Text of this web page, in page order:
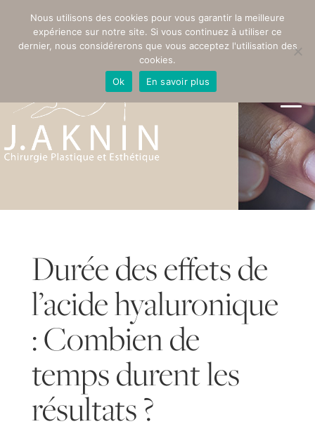
PRENDRE RENDEZ-VOUS
Durée des effets de
l’acide hyaluronique
: Combien de
temps durent les
résultats ?
Nous utilisons des cookies pour vous garantir la meilleure
expérience sur notre site. Si vous continuez à utiliser ce
dernier, nous considérerons que vous acceptez l'utilisation des
cookies.
Ok
En savoir plus